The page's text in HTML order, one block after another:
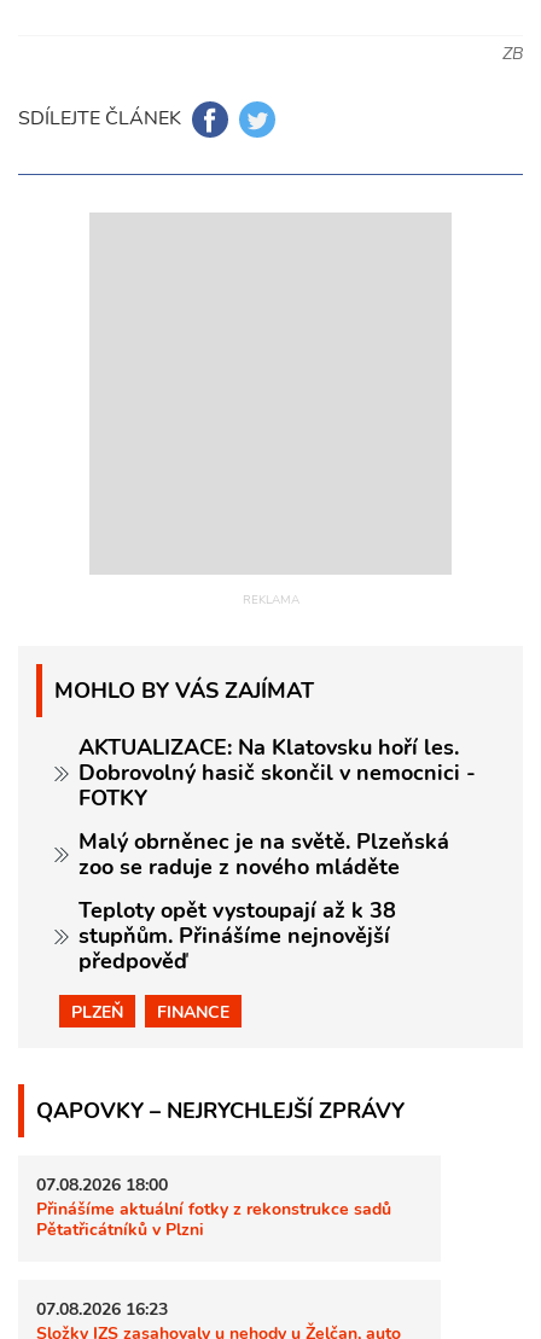
ZB
SDÍLEJTE ČLÁNEK
MOHLO BY VÁS ZAJÍMAT
AKTUALIZACE: Na Klatovsku hoří les.
Dobrovolný hasič skončil v nemocnici -
FOTKY
Malý obrněnec je na světě. Plzeňská
zoo se raduje z nového mláděte
Teploty opět vystoupají až k 38
stupňům. Přinášíme nejnovější
předpověď
PLZEŇ FINANCE
QAPOVKY – NEJRYCHLEJŠÍ ZPRÁVY
07.08.2026 18:00
Přinášíme aktuální fotky z rekonstrukce sadů
Pětatřicátníků v Plzni
07.08.2026 16:23
Složky IZS zasahovaly u nehody u Želčan, auto